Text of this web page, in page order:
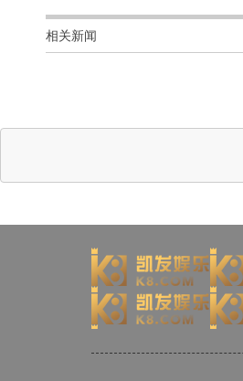
相关新闻